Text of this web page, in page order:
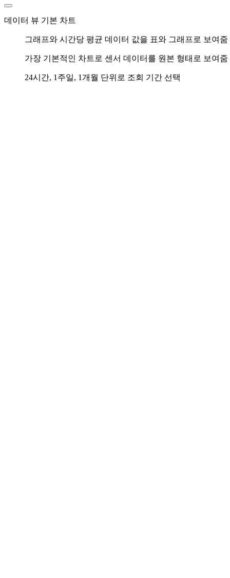
데이터 뷰 기본 차트
그래프와 시간당 평균 데이터 값을 표와 그래프로 보여줌
가장 기본적인 차트로 센서 데이터를 원본 형태로 보여줌
24시간, 1주일, 1개월 단위로 조회 기간 선택